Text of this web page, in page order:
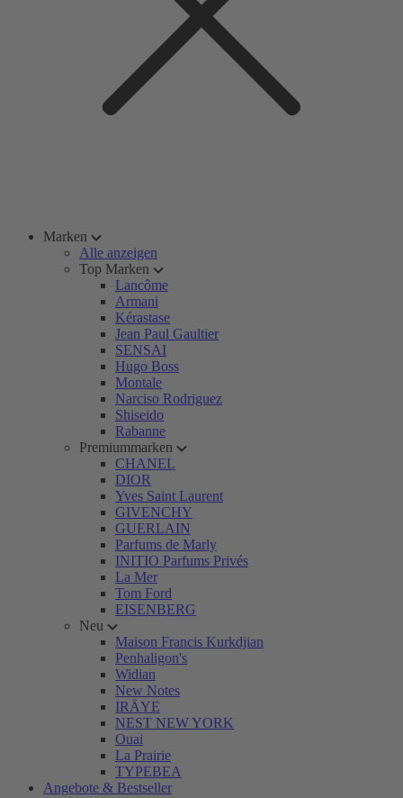
Marken
Alle anzeigen
Top Marken
Lancôme
Armani
Kérastase
Jean Paul Gaultier
SENSAI
Hugo Boss
Montale
Narciso Rodriguez
Shiseido
Rabanne
Premiummarken
CHANEL
DIOR
Yves Saint Laurent
GIVENCHY
GUERLAIN
Parfums de Marly
INITIO Parfums Privés
La Mer
Tom Ford
EISENBERG
Neu
Maison Francis Kurkdjian
Penhaligon's
Widian
New Notes
IRÄYE
NEST NEW YORK
Ouai
La Prairie
TYPEBEA
Angebote & Bestseller